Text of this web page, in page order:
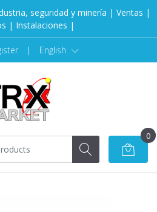
seguridad y minería | Ventas |
| Instalaciones |
| English
0